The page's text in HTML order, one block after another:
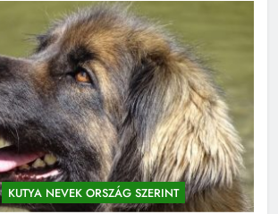
KUTYA NEVEK ORSZÁG SZERINT